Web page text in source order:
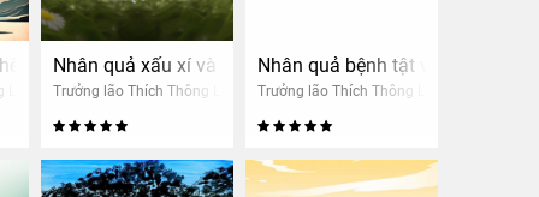
và uy tín
Nhân quả xấu xí và xinh đẹp
Trưởng lão Thích Thông Lạc
Nhân quả bệnh tật và khoẻ mạnh
Trưởng lão Thích Thông Lạc